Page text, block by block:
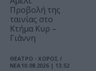
Προβολή της
ταινίας στο
Κτήμα Κυρ –
Γιάννη
ΘΕΑΤΡΟ - ΧΟΡΟΣ /
ΝΕΑ 10.08.2026 | 13.52